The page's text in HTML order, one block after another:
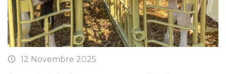
12 Novembre 2025